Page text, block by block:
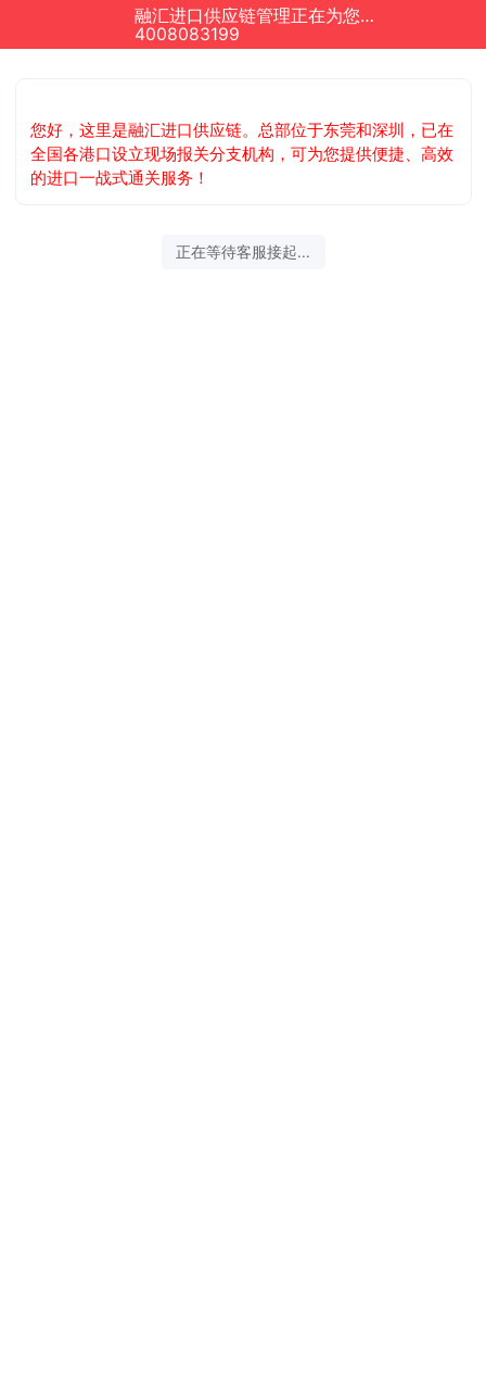
融汇进口供应链管理正在为您服务
4008083199
您好，这里是融汇进口供应链。总部位于东莞和深圳，已在
全国各港口设立现场报关分支机构，可为您提供便捷、高效
的进口一战式通关服务！
正在等待客服接起...